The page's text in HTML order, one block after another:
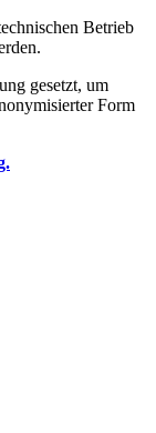
Betrieb
gesetzt, um
Form